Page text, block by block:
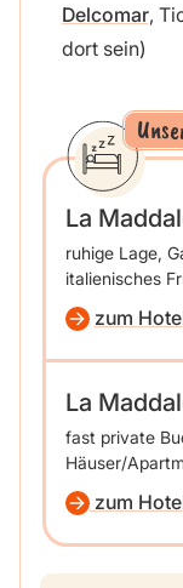
Delcomar,
dort sein)
La
ruhige Lage,
italienisches
zum
La
fast private
Häuser/
zum